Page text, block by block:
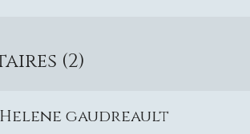
(2)
Helene gaudreault